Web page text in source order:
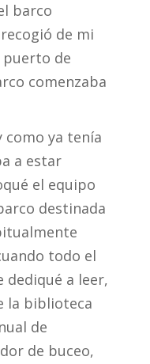
barco
de mi
de
comenzaba
como ya tenía
a estar
el equipo
destinada
todo el
dediqué a leer,
la biblioteca
de
de buceo,